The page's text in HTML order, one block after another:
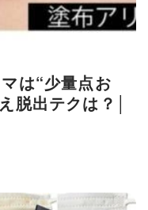
は“少量点お
脱出テクは？│